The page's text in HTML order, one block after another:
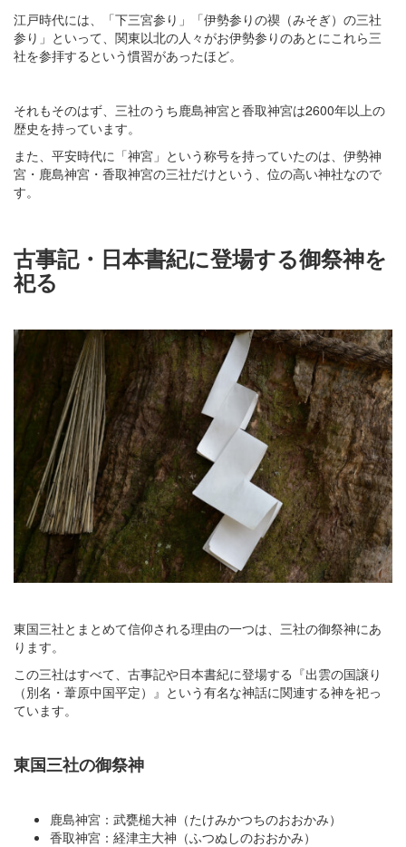
江戸時代には、「下三宮参り」「伊勢参りの禊（みそぎ）の三社
参り」といって、関東以北の人々がお伊勢参りのあとにこれら三
社を参拝するという慣習があったほど。
それもそのはず、三社のうち鹿島神宮と香取神宮は2600年以上の
歴史を持っています。
また、平安時代に「神宮」という称号を持っていたのは、伊勢神
宮・鹿島神宮・香取神宮の三社だけという、位の高い神社なので
す。
古事記・日本書紀に登場する御祭神を
祀る
東国三社とまとめて信仰される理由の一つは、三社の御祭神にあ
ります。
この三社はすべて、古事記や日本書紀に登場する『出雲の国譲り
（別名・葦原中国平定）』という有名な神話に関連する神を祀っ
ています。
東国三社の御祭神
鹿島神宮：武甕槌大神（たけみかつちのおおかみ）
香取神宮：経津主大神（ふつぬしのおおかみ）